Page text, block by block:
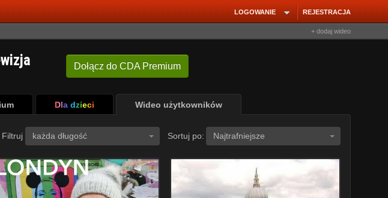
REJESTRACJA
LOGOWANIE
+ dodaj wideo
Dołącz do CDA Premium
Dla dzieci Wideo użytkowników
Filtruj każda długość Sortuj po: Najtrafniejsze